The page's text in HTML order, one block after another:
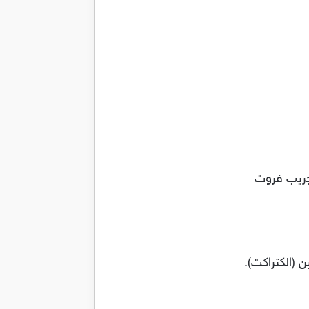
فروت
(الكتراكت).